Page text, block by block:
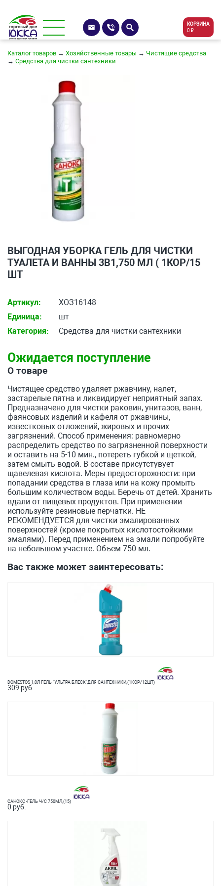
КОРЗИНА
0 ₽
Каталог товаров → Хозяйственные товары → Чистящие средства
→ Средства для чистки сантехники
ВЫГОДНАЯ УБОРКА ГЕЛЬ ДЛЯ ЧИСТКИ
ТУАЛЕТА И ВАННЫ 3В1,750 МЛ ( 1КОР/15
ШТ
Артикул:
ХОЗ16148
Единица:
шт
Категория:
Средства для чистки сантехники
Ожидается поступление
О товаре
Чистящее средство удаляет ржавчину, налет,
застарелые пятна и ликвидирует неприятный запах.
Предназначено для чистки раковин, унитазов, ванн,
фаянсовых изделий и кафеля от ржавчины,
известковых отложений, жировых и прочих
загрязнений. Способ применения: равномерно
распределить средство по загрязненной поверхности
и оставить на 5-10 мин., потереть губкой и щеткой,
затем смыть водой. В составе присутстувует
щавелевая кислота. Меры предосторожности: при
попадании средства в глаза или на кожу промыть
большим количеством воды. Беречь от детей. Хранить
вдали от пищевых продуктов. При применении
используйте резиновые перчатки. НЕ
РЕКОМЕНДУЕТСЯ для чистки эмалированных
поверхностей (кроме покрытых кислотостойкими
эмалями). Перед применением на эмали попробуйте
на небольшом участке. Объем 750 мл.
Вас также может заинтересовать:
DOMESTOS 1,0Л ГЕЛЬ "УЛЬТРА БЛЕСК"ДЛЯ САНТЕХНИКИ,(1КОР/12ШТ)
309 руб.
САНОКС -ГЕЛЬ Ч/С 750МЛ,(15)
0 руб.